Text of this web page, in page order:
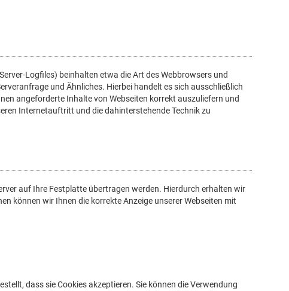
Logfiles) beinhalten etwa die Art des Webbrowsers und
und Ähnliches. Hierbei handelt es sich ausschließlich
angeforderte Inhalte von Webseiten korrekt auszuliefern und
Internetauftritt und die dahinterstehende Technik zu
auf Ihre Festplatte übertragen werden. Hierdurch erhalten wir
können wir Ihnen die korrekte Anzeige unserer Webseiten mit
dass sie Cookies akzeptieren. Sie können die Verwendung